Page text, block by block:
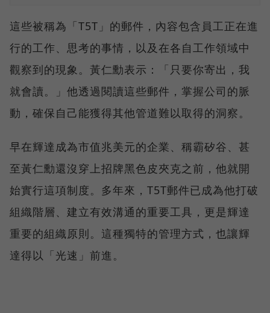
這些被稱為「T5T」的郵件，內容包含員工正在進
行的工作、思考的事情，以及在各自工作領域中
觀察到的現象。黃仁勳表示：「只要你寄出，我
就會讀。」他透過閱讀這些郵件，掌握公司的脈
動，確保自己能獲得其他管道難以取得的洞察。
早在輝達成為市值兆美元的企業、稱霸矽谷、甚
至黃仁勳還沒穿上招牌黑色皮夾克之前，他就開
始實行這項制度。多年來，T5T郵件已成為他打破
組織階層、建立有效溝通的重要工具，更是輝達
重要的組織原則。這種獨特的管理方式，也讓輝
達得以「光速」前進。